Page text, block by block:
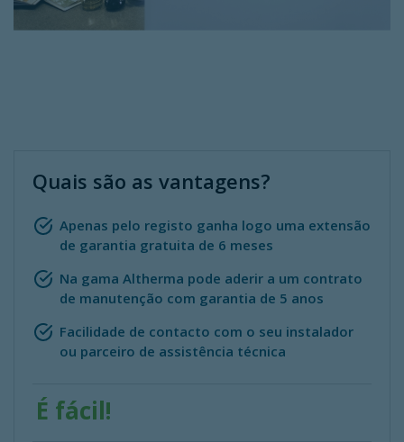
Quais são as vantagens?
Apenas pelo registo ganha logo uma extensão
de garantia gratuita de 6 meses
Na gama Altherma pode aderir a um contrato
de manutenção com garantia de 5 anos
Facilidade de contacto com o seu instalador
ou parceiro de assistência técnica
É fácil!